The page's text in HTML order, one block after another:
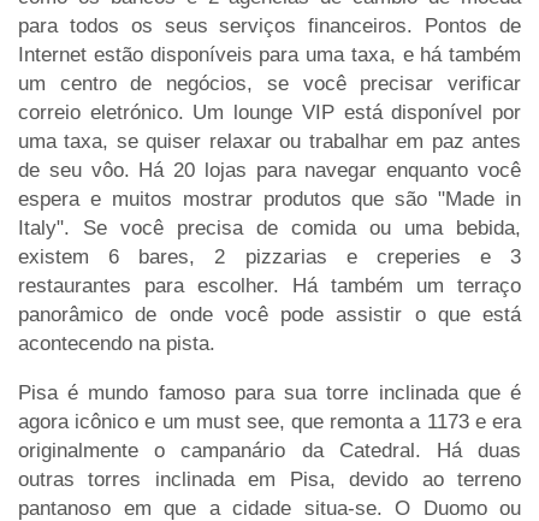
para todos os seus serviços financeiros. Pontos de
Internet estão disponíveis para uma taxa, e há também
um centro de negócios, se você precisar verificar
correio eletrónico. Um lounge VIP está disponível por
uma taxa, se quiser relaxar ou trabalhar em paz antes
de seu vôo. Há 20 lojas para navegar enquanto você
espera e muitos mostrar produtos que são "Made in
Italy". Se você precisa de comida ou uma bebida,
existem 6 bares, 2 pizzarias e creperies e 3
restaurantes para escolher. Há também um terraço
panorâmico de onde você pode assistir o que está
acontecendo na pista.
Pisa é mundo famoso para sua torre inclinada que é
agora icônico e um must see, que remonta a 1173 e era
originalmente o campanário da Catedral. Há duas
outras torres inclinada em Pisa, devido ao terreno
pantanoso em que a cidade situa-se. O Duomo ou